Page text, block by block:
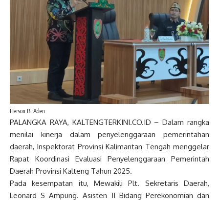
Herson B. Aden
PALANGKA RAYA, KALTENGTERKINI.CO.ID – Dalam rangka
menilai kinerja dalam penyelenggaraan pemerintahan
daerah, Inspektorat Provinsi Kalimantan Tengah menggelar
Rapat Koordinasi Evaluasi Penyelenggaraan Pemerintah
Daerah Provinsi Kalteng Tahun 2025.
Pada kesempatan itu, Mewakili Plt. Sekretaris Daerah,
Leonard S Ampung. Asisten II Bidang Perekonomian dan